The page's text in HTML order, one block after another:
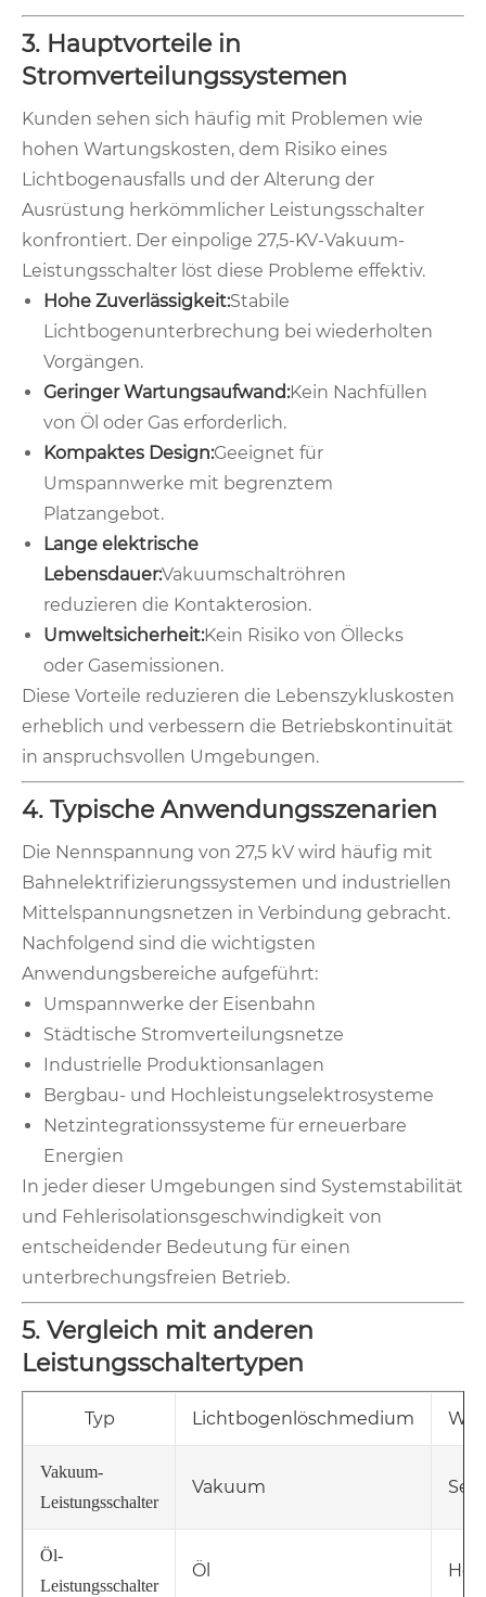
3. Hauptvorteile in
Stromverteilungssystemen
Kunden sehen sich häufig mit Problemen wie
hohen Wartungskosten, dem Risiko eines
Lichtbogenausfalls und der Alterung der
Ausrüstung herkömmlicher Leistungsschalter
konfrontiert. Der einpolige 27,5-KV-Vakuum-
Leistungsschalter löst diese Probleme effektiv.
Hohe Zuverlässigkeit:Stabile
Lichtbogenunterbrechung bei wiederholten
Vorgängen.
Geringer Wartungsaufwand:Kein Nachfüllen
von Öl oder Gas erforderlich.
Kompaktes Design:Geeignet für
Umspannwerke mit begrenztem
Platzangebot.
Lange elektrische
Lebensdauer:Vakuumschaltröhren
reduzieren die Kontakterosion.
Umweltsicherheit:Kein Risiko von Öllecks
oder Gasemissionen.
Diese Vorteile reduzieren die Lebenszykluskosten
erheblich und verbessern die Betriebskontinuität
in anspruchsvollen Umgebungen.
4. Typische Anwendungsszenarien
Die Nennspannung von 27,5 kV wird häufig mit
Bahnelektrifizierungssystemen und industriellen
Mittelspannungsnetzen in Verbindung gebracht.
Nachfolgend sind die wichtigsten
Anwendungsbereiche aufgeführt:
Umspannwerke der Eisenbahn
Städtische Stromverteilungsnetze
Industrielle Produktionsanlagen
Bergbau- und Hochleistungselektrosysteme
Netzintegrationssysteme für erneuerbare
Energien
In jeder dieser Umgebungen sind Systemstabilität
und Fehlerisolationsgeschwindigkeit von
entscheidender Bedeutung für einen
unterbrechungsfreien Betrieb.
5. Vergleich mit anderen
Leistungsschaltertypen
Typ Lichtbogenlöschmedium
Vakuum-
Leistungsschalter
Vakuum
Öl-
Leistungsschalter
Öl